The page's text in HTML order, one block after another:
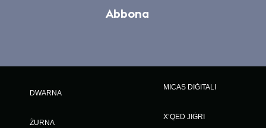
Abbona
DWARNA
ŻURNA
MICAS DIĠITALI
X’QED JIĠRI